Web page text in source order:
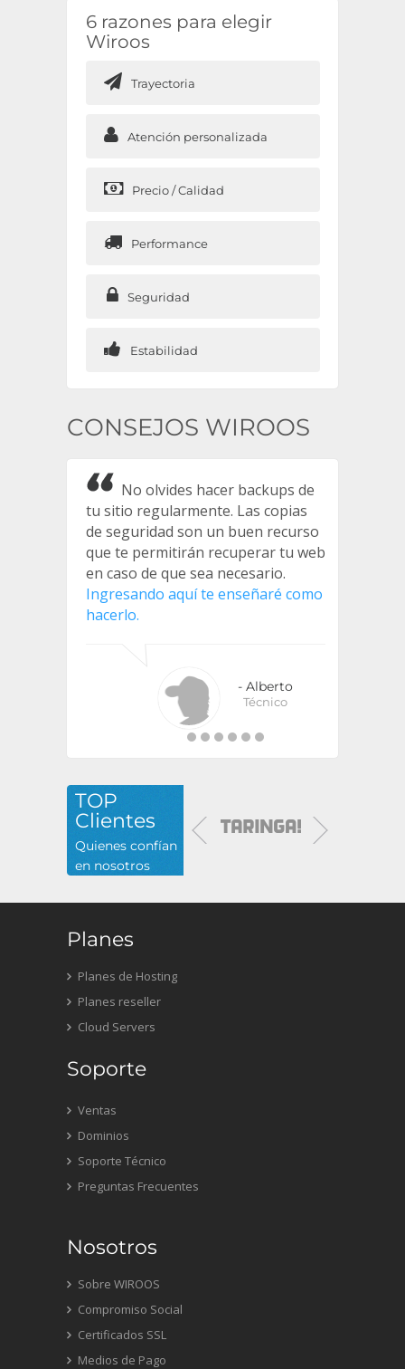
6 razones para elegir
Wiroos
Trayectoria
Atención personalizada
Precio / Calidad
Performance
Seguridad
Estabilidad
CONSEJOS WIROOS
No olvides hacer backups de
tu sitio regularmente. Las copias
de seguridad son un buen recurso
que te permitirán recuperar tu web
en caso de que sea necesario.
Ingresando aquí te enseñaré como
hacerlo.
- Alberto
Técnico
TOP
Clientes
Quienes confían
en nosotros
Planes
Planes de Hosting
Planes reseller
Cloud Servers
Soporte
Ventas
Dominios
Soporte Técnico
Preguntas Frecuentes
Nosotros
Sobre WIROOS
Compromiso Social
Certificados SSL
Medios de Pago